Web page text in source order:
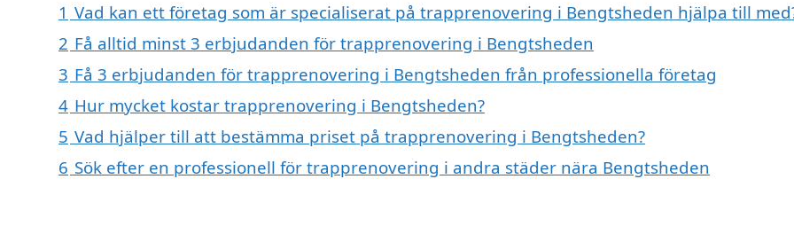
1 Vad kan ett företag som är specialiserat på trapprenovering i Bengtsheden hjälpa till
2 Få alltid minst 3 erbjudanden för trapprenovering i Bengtsheden
3 Få 3 erbjudanden för trapprenovering i Bengtsheden från professionella företag
4 Hur mycket kostar trapprenovering i Bengtsheden?
5 Vad hjälper till att bestämma priset på trapprenovering i Bengtsheden?
6 Sök efter en professionell för trapprenovering i andra städer nära Bengtsheden